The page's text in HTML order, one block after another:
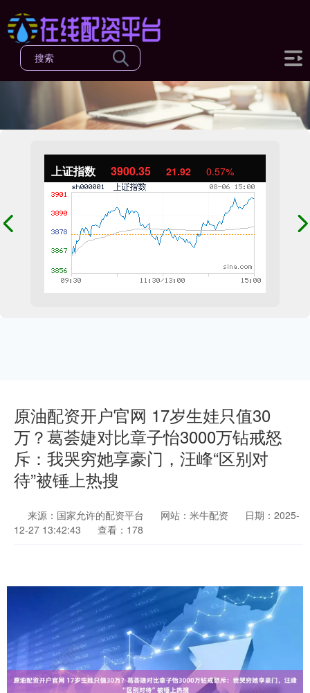
上证指数 3900.35 21.92 0.57%
原油配资开户官网 17岁生娃只值30
万？葛荟婕对比章子怡3000万钻戒怒
斥：我哭穷她享豪门，汪峰“区别对
待”被锤上热搜
来源：国家允许的配资平台 网站：米牛配资
日期：2025-
12-27 13:42:43
查看：178